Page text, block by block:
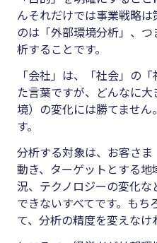
んそれだけでは事業戦略
のは「外部環境分析」、
析することです。
「会社」は、「社会」の
た言葉ですが、どんなに
境）の変化には勝てませ
す。
分析する対象は、お客さ
動き、ターゲットとする
況、テクノロジーの変化
できないすべてです。も
て、分析の精度を変えなけ